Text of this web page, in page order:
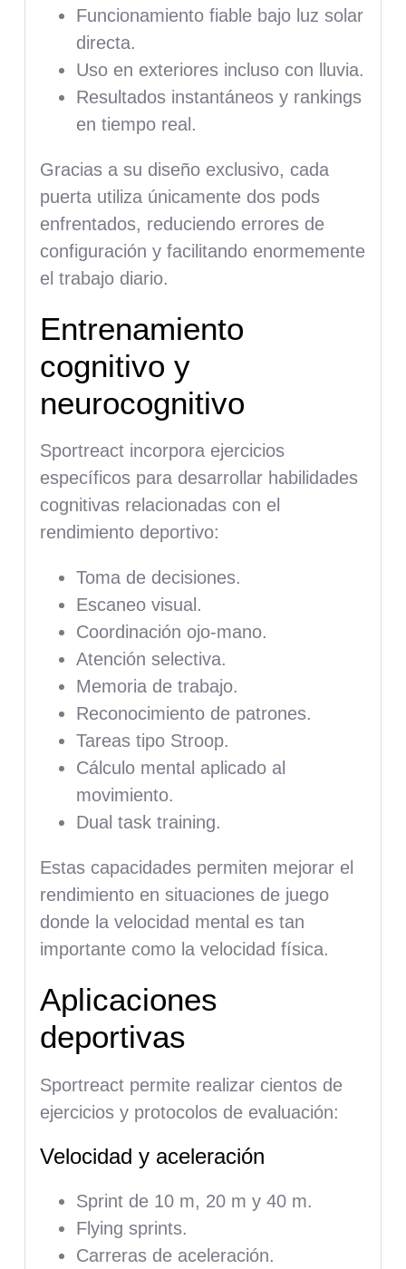
Funcionamiento fiable bajo luz solar
directa.
Uso en exteriores incluso con lluvia.
Resultados instantáneos y rankings
en tiempo real.
Gracias a su diseño exclusivo, cada
puerta utiliza únicamente dos pods
enfrentados, reduciendo errores de
configuración y facilitando enormemente
el trabajo diario.
Entrenamiento
cognitivo y
neurocognitivo
Sportreact incorpora ejercicios
específicos para desarrollar habilidades
cognitivas relacionadas con el
rendimiento deportivo:
Toma de decisiones.
Escaneo visual.
Coordinación ojo-mano.
Atención selectiva.
Memoria de trabajo.
Reconocimiento de patrones.
Tareas tipo Stroop.
Cálculo mental aplicado al
movimiento.
Dual task training.
Estas capacidades permiten mejorar el
rendimiento en situaciones de juego
donde la velocidad mental es tan
importante como la velocidad física.
Aplicaciones
deportivas
Sportreact permite realizar cientos de
ejercicios y protocolos de evaluación:
Velocidad y aceleración
Sprint de 10 m, 20 m y 40 m.
Flying sprints.
Carreras de aceleración.